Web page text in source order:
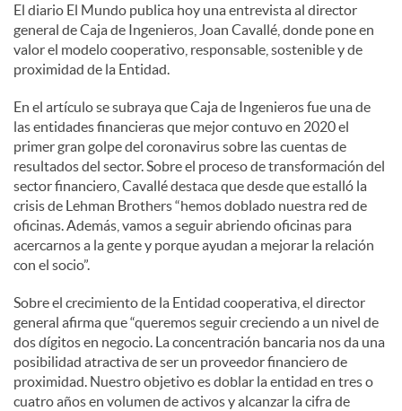
o
c
i
a
l
e
El diario El Mundo publica hoy una entrevista al director
general de Caja de Ingenieros, Joan Cavallé, donde pone en
valor el modelo cooperativo, responsable, sostenible y de
proximidad de la Entidad.
En el artículo se subraya que Caja de Ingenieros fue una de
las entidades financieras que mejor contuvo en 2020 el
primer gran golpe del coronavirus sobre las cuentas de
resultados del sector. Sobre el proceso de transformación del
sector financiero, Cavallé destaca que desde que estalló la
crisis de Lehman Brothers “hemos doblado nuestra red de
oficinas. Además, vamos a seguir abriendo oficinas para
acercarnos a la gente y porque ayudan a mejorar la relación
con el socio”.
Sobre el crecimiento de la Entidad cooperativa, el director
general afirma que “queremos seguir creciendo a un nivel de
dos dígitos en negocio. La concentración bancaria nos da una
posibilidad atractiva de ser un proveedor financiero de
proximidad. Nuestro objetivo es doblar la entidad en tres o
cuatro años en volumen de activos y alcanzar la cifra de